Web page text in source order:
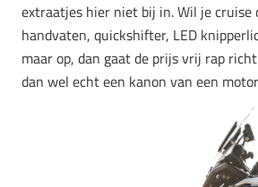
extraatjes hier niet bij in. Wil je
handvaten, quickshifter, LED
maar op, dan gaat de prijs vrij rap
dan wel echt een kanon van een